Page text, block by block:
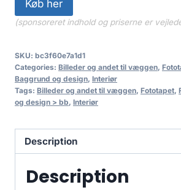
Køb her
(sponsoreret indhold og priserne er
SKU: bc3f60e7a1d1
Categories: Billeder og andet til væggen,
Baggrund og design, Interiør
Tags: Billeder og andet til væggen, Fototapet,
og design > bb, Interiør
Description
Description